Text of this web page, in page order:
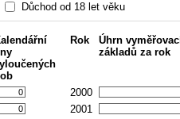
Důchod od 18 let věku
Rok
Úhrn
základů za rok
2000
2001